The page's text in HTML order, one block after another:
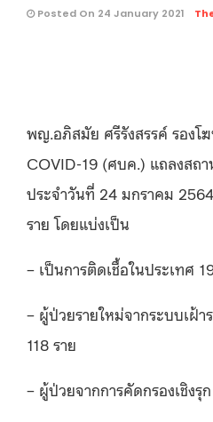
Posted On 24 January 2021
พญ.อภิสมัย ศรีรังสรรค์ รองโ
COVID-19 (ศบค.) แถลงสถ
ประจำวันที่ 24 มกราคม
ราย โดยแบ่งเป็น
– เป็นการติดเชื้อในประเทศ
– ผู้ป่วยรายใหม่จากระบบเฝ้า
118 ราย
– ผู้ป่วยจากการคัดกรองเชิงรุ